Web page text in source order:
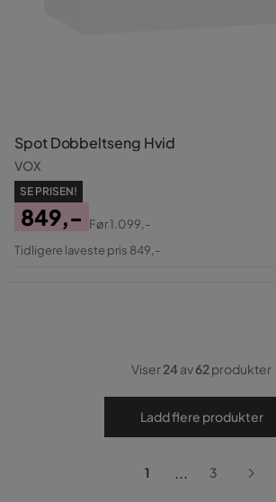
Spot Dobbeltseng Hvid
VOX
SE PRISEN!
Pris
849,-
Original
Før1.099,-
Tidligere laveste pris 849,-
Viser24av62produkter
Ladd flere produkter
1 ... 3